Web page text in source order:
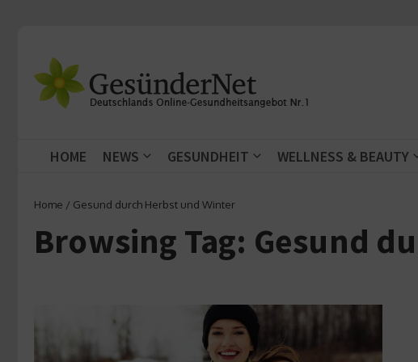
HOME NEWS GESUNDHEIT WELLNESS & BEAUTY
Home / Gesund durch Herbst und Winter
Browsing Tag: Gesund